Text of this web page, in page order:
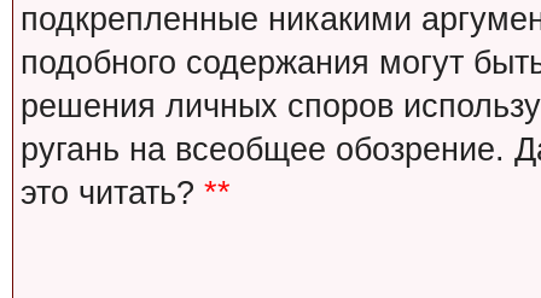
подкрепленные никакими
подобного содержания могут
решения личных споров
ругань на всеобщее обозрение.
это читать? **